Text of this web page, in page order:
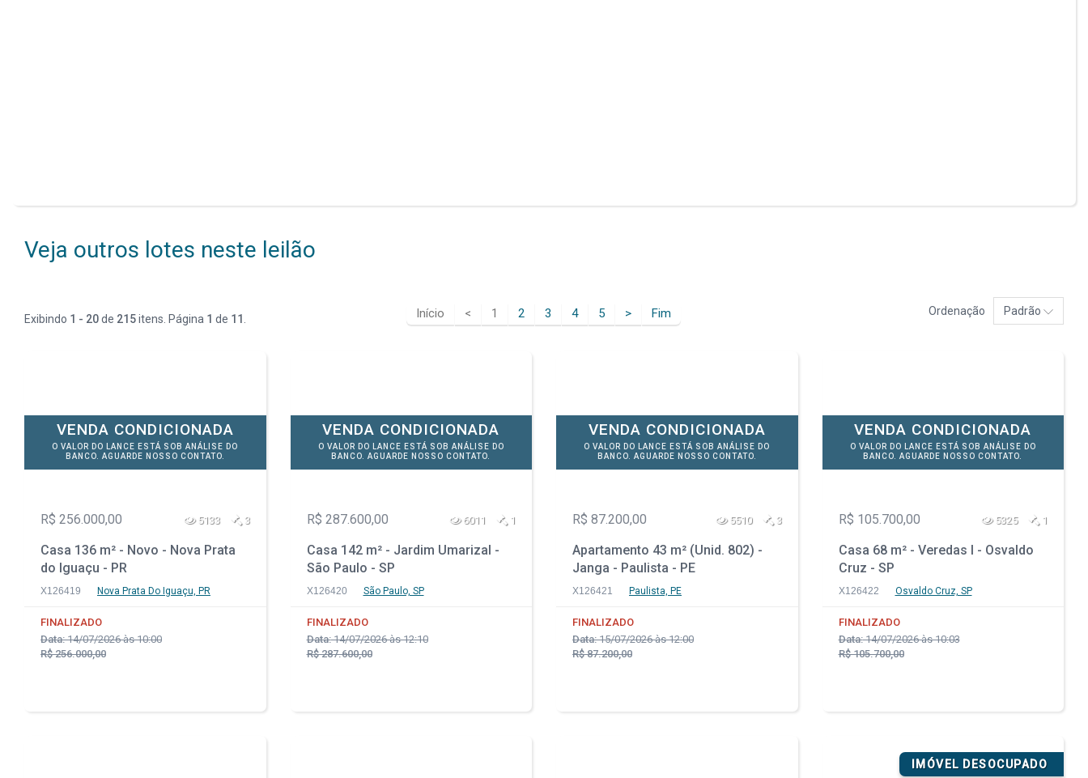
Veja outros lotes neste leilão
Exibindo 1 - 20de 215itens. Página 1 de 11 Início < 1 2 3 4 5 > Fim Ordenação Padrão
VENDA CONDICIONADA
O VALOR DO LANCE ESTÁ SOB ANÁLISE DO
BANCO. AGUARDE NOSSO CONTATO.
R$ 256.000,00 5133 3
Casa 136 m² - Novo - Nova Prata
do Iguaçu - PR
X126419 Nova Prata Do Iguaçu, PR
FINALIZADO
Data:14/07/2026 às 10:00
R$ 256.000,00
VENDA CONDICIONADA
O VALOR DO LANCE ESTÁ SOB ANÁLISE DO
BANCO. AGUARDE NOSSO CONTATO.
R$ 287.600,00 6011 1
Casa 142 m² - Jardim Umarizal -
São Paulo - SP
X126420 São Paulo, SP
FINALIZADO
Data:14/07/2026 às 12:10
R$ 287.600,00
VENDA CONDICIONADA
O VALOR DO LANCE ESTÁ SOB ANÁLISE DO
BANCO. AGUARDE NOSSO CONTATO.
R$ 87.200,00 5510 3
Apartamento 43 m² (Unid. 802) -
Janga - Paulista - PE
X126421 Paulista, PE
FINALIZADO
Data:15/07/2026 às 12:00
R$ 87.200,00
VENDA CONDICIONADA
O VALOR DO LANCE ESTÁ SOB ANÁLISE DO
BANCO. AGUARDE NOSSO CONTATO.
R$ 105.700,00 5325 1
Casa 68 m² - Veredas I - Osvaldo
Cruz - SP
X126422 Osvaldo Cruz, SP
FINALIZADO
Data:14/07/2026 às 10:03
R$ 105.700,00
IMÓVEL DESOCUPADO